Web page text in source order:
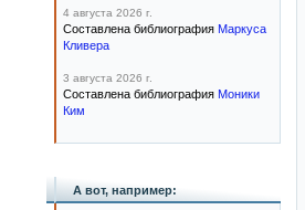
4 августа 2026 г.
Составлена библиография Маркуса
Кливера
3 августа 2026 г.
Составлена библиография Моники
Ким
А вот, например: